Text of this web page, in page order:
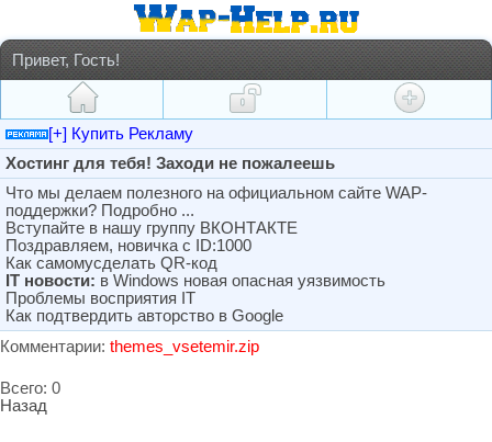
Привет, Гость!
[+] Купить Рекламу
Хостинг для тебя! Заходи не пожалеешь
Что мы делаем полезного на официальном сайте WAP-
поддержки? Подробно ...
Вступайте в нашу группу ВКОНТАКТЕ
Поздравляем, новичка с ID:1000
Как самомусделать QR-код
IT новости: в Windows новая опасная уязвимость
Проблемы восприятия IT
Как подтвердить авторство в Google
Комментарии: themes_vsetemir.zip
Всего: 0
Назад